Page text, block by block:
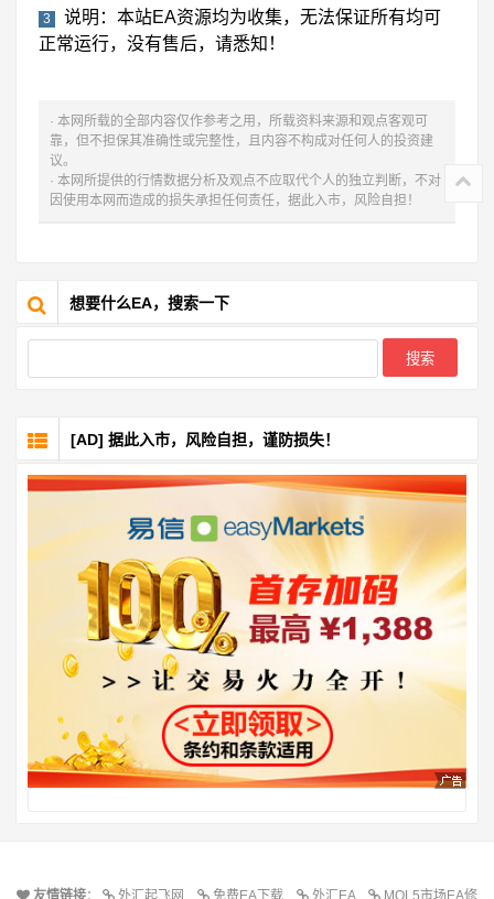
3
说明：本站EA资源均为收集，无法保证所有均可
正常运行，没有售后，请悉知！
· 本网所载的全部内容仅作参考之用，所载资料来源和观点客观可
靠，但不担保其准确性或完整性，且内容不构成对任何人的投资建
议。
· 本网所提供的行情数据分析及观点不应取代个人的独立判断，不对
因使用本网而造成的损失承担任何责任，据此入市，风险自担！
想要什么EA，搜索一下
[AD] 据此入市，风险自担，谨防损失！